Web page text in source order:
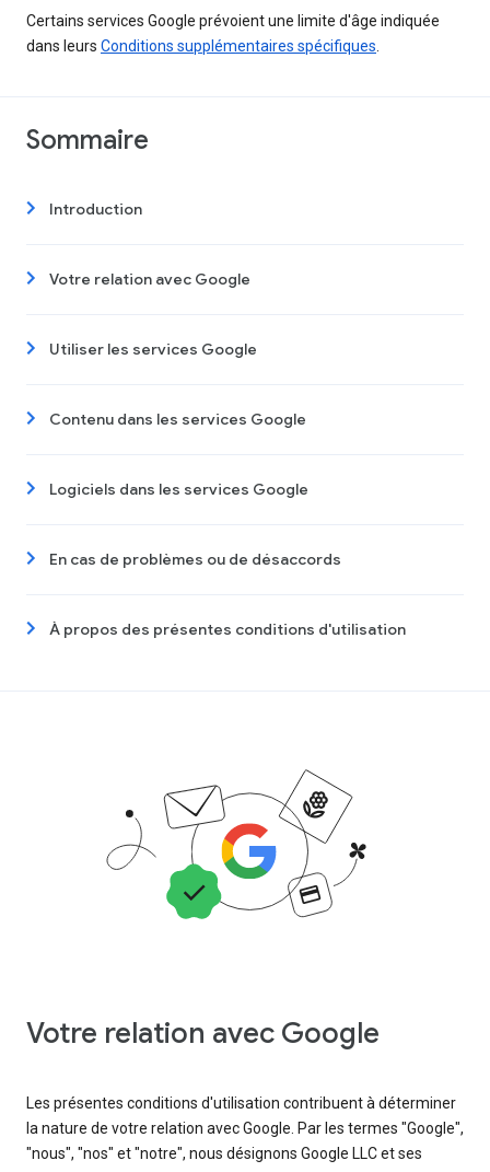
Certains services Google prévoient une limite d'âge indiquée
dans leurs Conditions supplémentaires spécifiques
Sommaire
Introduction
Votre relation avec Google
Utiliser les services Google
Contenu dans les services Google
Logiciels dans les services Google
En cas de problèmes ou de désaccords
À propos des présentes conditions d'utilisation
Votre relation avec Google
Les présentes conditions d'utilisation contribuent à déterminer
la nature de votre relation avec Google. Par les termes "Google",
"nous", "nos" et "notre", nous désignons Google LLC et ses